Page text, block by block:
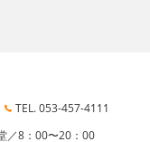
TEL. 053-457-4111
／8：00〜20：00